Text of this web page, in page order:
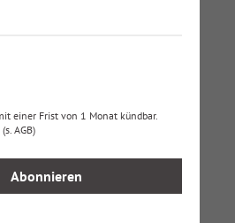
einer Frist von 1 Monat kündbar.
AGB)
Wert ein
Abonnieren